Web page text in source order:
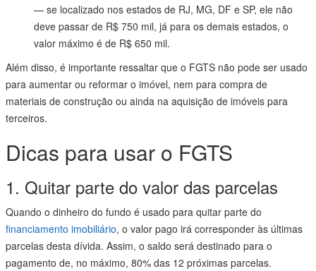
— se localizado nos estados de RJ, MG, DF e SP, ele não
deve passar de R$ 750 mil, já para os demais estados, o
valor máximo é de R$ 650 mil.
Além disso, é importante ressaltar que o FGTS não pode ser usado
para aumentar ou reformar o imóvel, nem para compra de
materiais de construção ou ainda na aquisição de imóveis para
terceiros.
Dicas para usar o FGTS
1. Quitar parte do valor das parcelas
Quando o dinheiro do fundo é usado para quitar parte do
financiamento imobiliário, o valor pago irá corresponder às últimas
parcelas desta dívida. Assim, o saldo será destinado para o
pagamento de, no máximo, 80% das 12 próximas parcelas.